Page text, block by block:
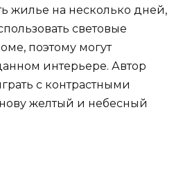
жилье на несколько дней,
световые
поэтому могут
интерьере. Автор
с контрастными
желтый и небесный